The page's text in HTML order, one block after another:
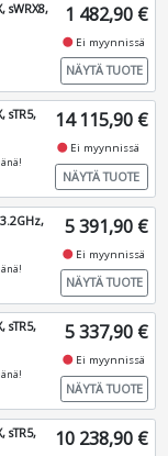
sWRX8,
1 482,90 €
fiber_manual_record Ei myynnissä
NÄYTÄ TUOTE
sTR5,
14 115,90 €
fiber_manual_record Ei myynnissä
NÄYTÄ TUOTE
5 391,90 €
fiber_manual_record Ei myynnissä
NÄYTÄ TUOTE
sTR5,
5 337,90 €
fiber_manual_record Ei myynnissä
NÄYTÄ TUOTE
sTR5,
10 238,90 €